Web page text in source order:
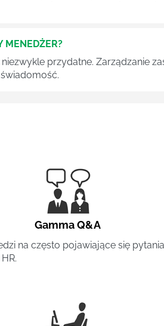
MENEDŻER?
przydatne. Zarządzanie
Gamma Q&A
na często pojawiające się